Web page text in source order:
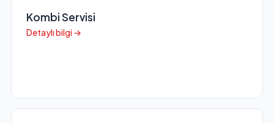
Kombi Servisi
Detaylı bilgi →